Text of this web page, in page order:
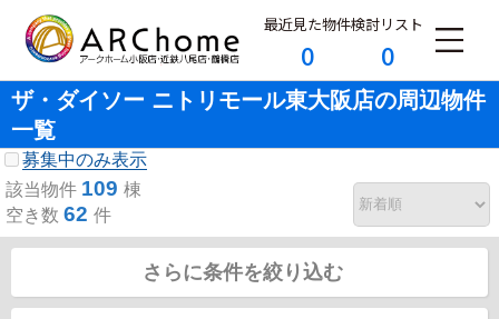
最近見た物件
0
検討リスト
0
ザ・ダイソー ニトリモール東大阪店の周辺物件
一覧
募集中のみ表示
該当物件 109 棟
空き数 62 件
さらに条件を絞り込む